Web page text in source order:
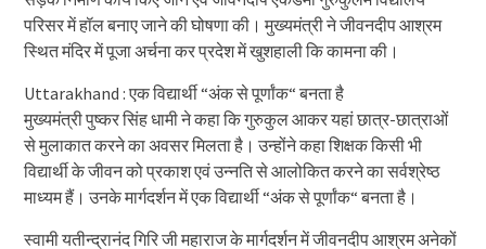
परिसर में हॉल बनाए जाने की घोषणा की। मुख्यमंत्री ने जीवनदीप आश्रम
स्थित मंदिर में पूजा अर्चना कर प्रदेश में खुशहाली कि कामना की।
Uttarakhand : एक विद्यार्थी “अंक से पूर्णांक“ बनता है
मुख्यमंत्री पुष्कर सिंह धामी ने कहा कि गुरुकुल आकर यहां छात्र-छात्राओं
से मुलाकात करने का अवसर मिलता है। उन्होंने कहा शिक्षक किसी भी
विद्यार्थी के जीवन को प्रकाश एवं उन्नति से आलोकित करने का सर्वश्रेष्ठ
माध्यम हैं। उनके मार्गदर्शन में एक विद्यार्थी “अंक से पूर्णांक“ बनता है।
स्वामी यतीन्द्रानंद गिरि जी महाराज के मार्गदर्शन में जीवनदीप आश्रम अनेकों